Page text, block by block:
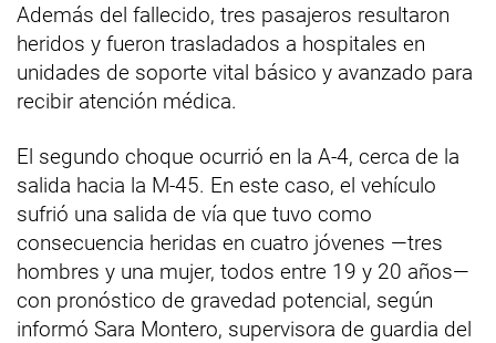
Además del fallecido, tres pasajeros resultaron
heridos y fueron trasladados a hospitales en
unidades de soporte vital básico y avanzado para
recibir atención médica.
El segundo choque ocurrió en la A-4, cerca de la
salida hacia la M-45. En este caso, el vehículo
sufrió una salida de vía que tuvo como
consecuencia heridas en cuatro jóvenes —tres
hombres y una mujer, todos entre 19 y 20 años—
con pronóstico de gravedad potencial, según
informó Sara Montero, supervisora de guardia del